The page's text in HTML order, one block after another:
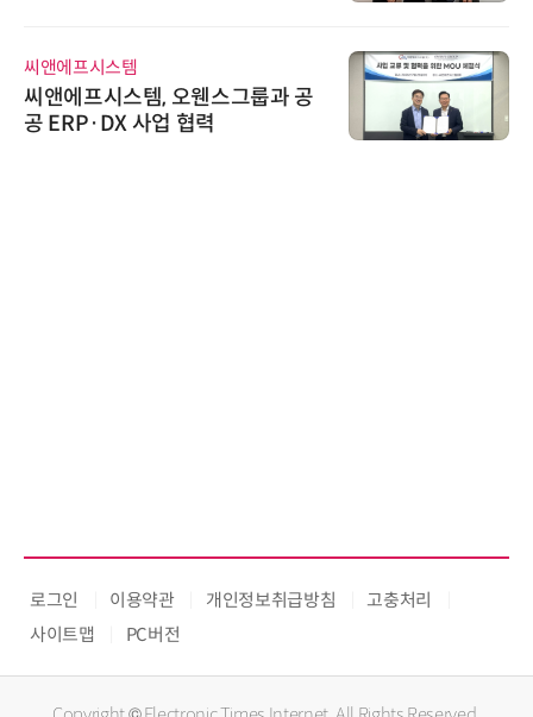
씨앤에프시스템
씨앤에프시스템, 오웬스그룹과 공
공 ERP·DX 사업 협력
로그인 이용약관 개인정보취급방침
고충처리
사이트맵
PC버전